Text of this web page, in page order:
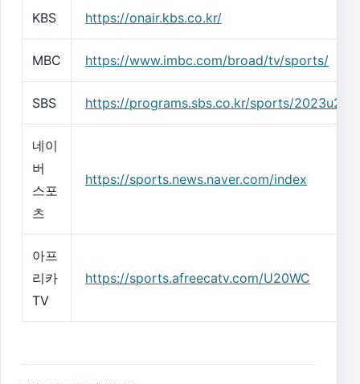
KBS https://onair.kbs.co.kr/
MBC https://www.imbc.com/broad/tv/sports/
SBS https://programs.sbs.co.kr/sports/2023u20/
네이
버
스포
츠
https://sports.news.naver.com/index
아프
리카
TV
https://sports.afreecatv.com/U20WC